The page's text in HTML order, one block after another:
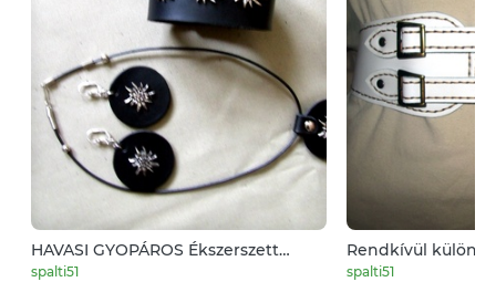
HAVASI GYOPÁROS Ékszerszett
bőrből
spalti51
Rendkívül
spalti51